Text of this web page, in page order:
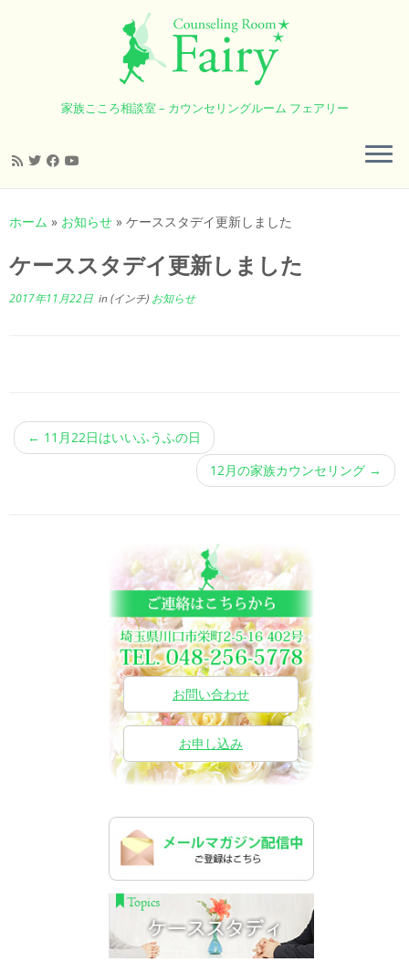
ン
へ
家族こころ相談室 – カウンセリングルーム フェアリー
ホーム » お知らせ » ケーススタデイ更新しました
ケーススタデイ更新しました
2017年11月22日 in (インチ) お知らせ
← 11月22日はいいふうふの日
12月の家族カウンセリング →
お問い合わせ
お申し込み